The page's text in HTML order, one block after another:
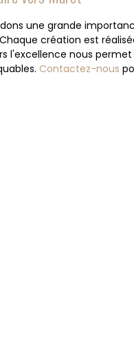
une grande
création est
l'excellence nous permet
Contactez-nous